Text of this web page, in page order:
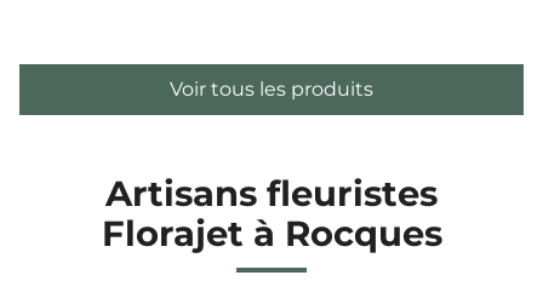
Voir tous les produits
Artisans fleuristes
Florajet à Rocques